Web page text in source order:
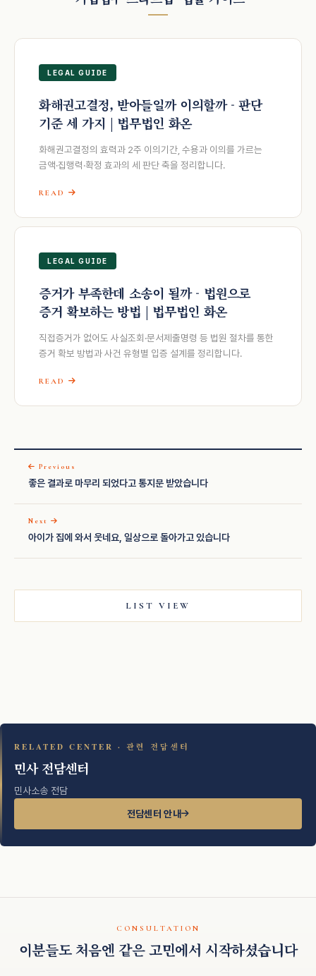
LEGAL GUIDE
화해권고결정, 받아들일까 이의할까 - 판단
기준 세 가지 | 법무법인 화온
화해권고결정의 효력과 2주 이의기간, 수용과 이의를 가르는
금액·집행력·확정 효과의 세 판단 축을 정리합니다.
READ
LEGAL GUIDE
증거가 부족한데 소송이 될까 - 법원으로
증거 확보하는 방법 | 법무법인 화온
직접증거가 없어도 사실조회·문서제출명령 등 법원 절차를 통한
증거 확보 방법과 사건 유형별 입증 설계를 정리합니다.
READ
Previous
좋은 결과로 마무리 되었다고 통지문 받았습니다
Next
아이가 집에 와서 웃네요, 일상으로 돌아가고 있습니다
LIST VIEW
RELATED CENTER · 관련 전담센터
민사 전담센터
민사소송 전담
전담센터 안내
CONSULTATION
이분들도 처음엔 같은 고민에서 시작하셨습니다